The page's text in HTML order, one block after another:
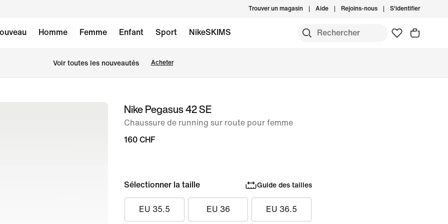
Trouver un magasin Aide Rejoins-nous S'identifier
Homme Femme Enfant Sport NikeSKIMS
Voir toutes les nouveautés Acheter
image 1Nike Pegasus 42 SE
Chaussure de running sur route pour femme
160 CHF
Sélectionner la taille Guide des tailles
EU 35.5 EU 36 EU 36.5